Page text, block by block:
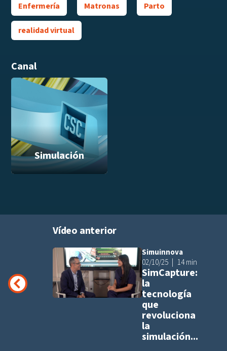
Enfermería Matronas Parto
realidad virtual
Canal
Simulación
Vídeo anterior
Añadir a
Simuinnova
02/10/25
14 min
SimCapture:
la
tecnología
que
revoluciona
la
simulación...